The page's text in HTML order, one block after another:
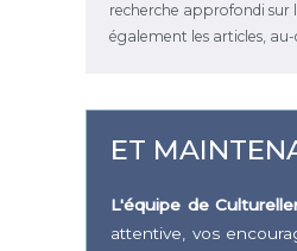
recherche approfondi sur
également les articles,
ET
L'équipe de
attentive, vos